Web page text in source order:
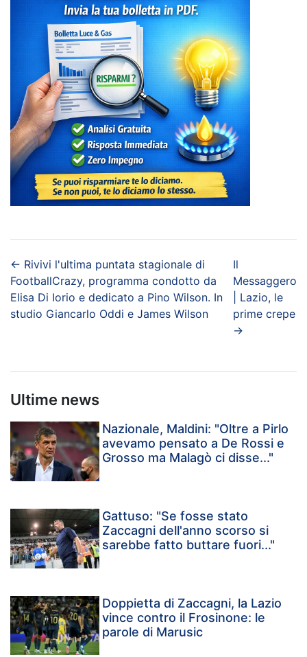
← Rivivi l'ultima puntata stagionale di
FootballCrazy, programma condotto da
Elisa Di Iorio e dedicato a Pino Wilson. In
studio Giancarlo Oddi e James Wilson
Il
Messaggero
| Lazio, le
prime crepe
→
Ultime news
Nazionale, Maldini: "Oltre a Pirlo
avevamo pensato a De Rossi e
Grosso ma Malagò ci disse..."
Gattuso: "Se fosse stato
Zaccagni dell'anno scorso si
sarebbe fatto buttare fuori..."
Doppietta di Zaccagni, la Lazio
vince contro il Frosinone: le
parole di Marusic